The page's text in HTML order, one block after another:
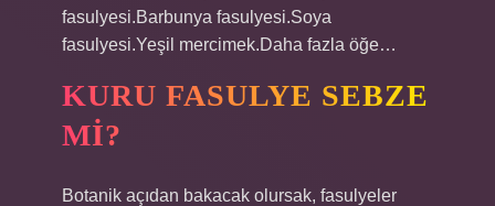
fasulyesi.Barbunya fasulyesi.Soya
fasulyesi.Yeşil mercimek.Daha fazla öğe…
KURU FASULYE SEBZE
MI?
Botanik açıdan bakacak olursak, fasulyeler